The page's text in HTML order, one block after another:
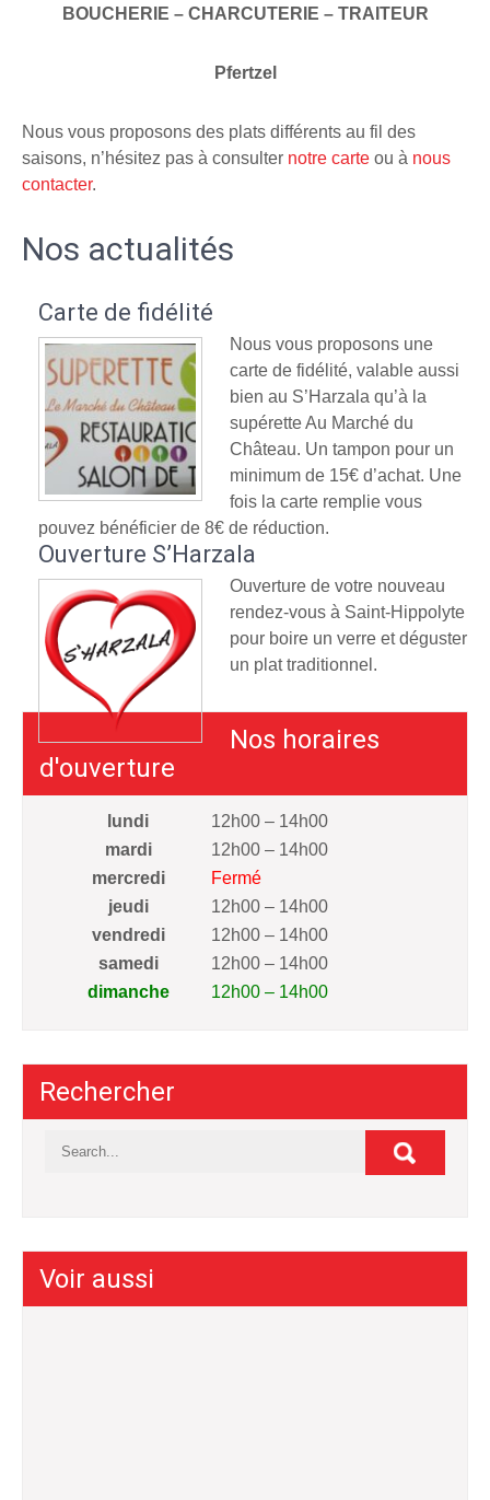
BOUCHERIE – CHARCUTERIE – TRAITEUR
Pfertzel
Nous vous proposons des plats différents au fil des
saisons, n’hésitez pas à consulter notre carte ou à nous
contacter.
Nos actualités
Carte de fidélité
Nous vous proposons une
carte de fidélité, valable aussi
bien au S’Harzala qu’à la
supérette Au Marché du
Château. Un tampon pour un
minimum de 15€ d’achat. Une
fois la carte remplie vous
pouvez bénéficier de 8€ de réduction.
Ouverture S’Harzala
Ouverture de votre nouveau
rendez-vous à Saint-Hippolyte
pour boire un verre et déguster
un plat traditionnel.
Nos horaires
d'ouverture
lundi
12h00 – 14h00
mardi
12h00 – 14h00
mercredi
Fermé
jeudi
12h00 – 14h00
vendredi
12h00 – 14h00
samedi
12h00 – 14h00
dimanche
12h00 – 14h00
Rechercher
Voir aussi